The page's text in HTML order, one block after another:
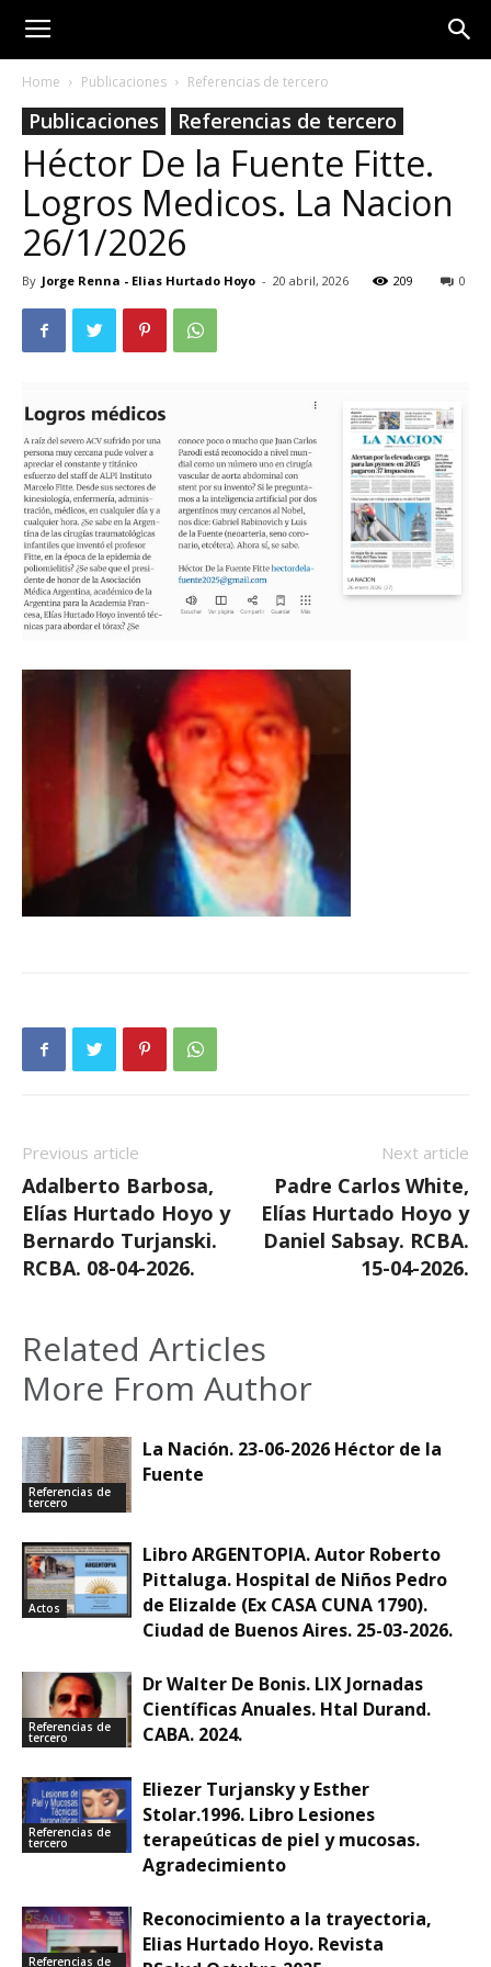
Home Publicaciones Referencias de tercero
Publicaciones Referencias de tercero
Héctor De la Fuente Fitte.
Logros Medicos. La Nacion
26/1/2026
By Jorge Renna - Elias Hurtado Hoyo - 20 abril, 2026 209 0
Previous article
Adalberto Barbosa,
Elías Hurtado Hoyo y
Bernardo Turjanski.
RCBA. 08-04-2026.
Next article
Padre Carlos White,
Elías Hurtado Hoyo y
Daniel Sabsay. RCBA.
15-04-2026.
Related Articles
More From Author
Referencias de
tercero
La Nación. 23-06-2026 Héctor de la
Fuente
Actos
Libro ARGENTOPIA. Autor Roberto
Pittaluga. Hospital de Niños Pedro
de Elizalde (Ex CASA CUNA 1790).
Ciudad de Buenos Aires. 25-03-2026.
Referencias de
tercero
Dr Walter De Bonis. LIX Jornadas
Científicas Anuales. Htal Durand.
CABA. 2024.
Referencias de
tercero
Eliezer Turjansky y Esther
Stolar.1996. Libro Lesiones
terapeúticas de piel y mucosas.
Agradecimiento
Referencias de
Reconocimiento a la trayectoria,
Elias Hurtado Hoyo. Revista